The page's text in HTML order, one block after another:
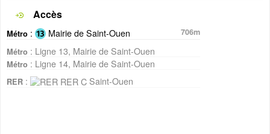
Accès
Métro : Mairie de Saint-Ouen
706m
Métro : Ligne 13, Mairie de Saint-Ouen
Métro : Ligne 14, Mairie de Saint-Ouen
RER : Saint-Ouen